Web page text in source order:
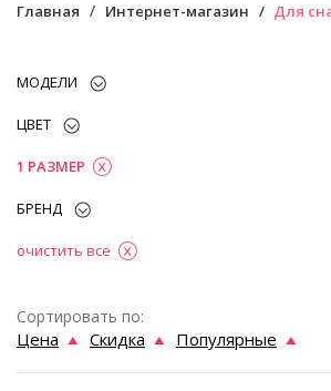
Главная Интернет-магазин Для
МОДЕЛИ
ЦВЕТ
1 РАЗМЕР
БРЕНД
очистить все
Сортировать по:
Цена Скидка Популярные